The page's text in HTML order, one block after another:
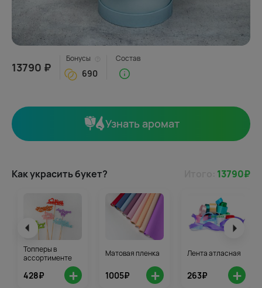
13790 ₽
Бонусы
690
Состав
Узнать аромат
Как украсить букет? 13790₽
Топперы в
ассортименте
428₽ +
Матовая пленка
1005₽ +
Лента атласная
263₽ +